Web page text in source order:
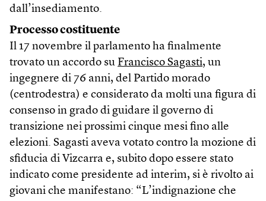
dall’insediamento.
Processo costituente
Il 17 novembre il parlamento ha finalmente
trovato un accordo su Francisco Sagasti, un
ingegnere di 76 anni, del Partido morado
(centrodestra) e considerato da molti una figura di
consenso in grado di guidare il governo di
transizione nei prossimi cinque mesi fino alle
elezioni. Sagasti aveva votato contro la mozione di
sfiducia di Vizcarra e, subito dopo essere stato
indicato come presidente ad interim, si è rivolto ai
giovani che manifestano: “L’indignazione che